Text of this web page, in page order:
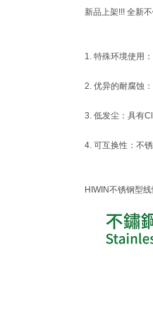
新品上架!!! 全新
1. 特殊环境使用
2. 优异的耐腐蚀
3. 低发尘：具有
4. 可互换性：不
HIWIN不锈钢型